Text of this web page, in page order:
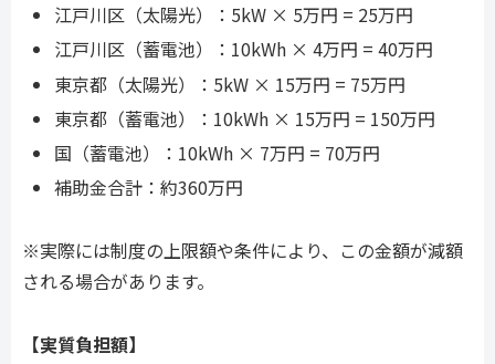
江戸川区（太陽光）：5kW × 5万円 = 25万円
江戸川区（蓄電池）：10kWh × 4万円 = 40万円
東京都（太陽光）：5kW × 15万円 = 75万円
東京都（蓄電池）：10kWh × 15万円 = 150万円
国（蓄電池）：10kWh × 7万円 = 70万円
補助金合計：約360万円
※実際には制度の上限額や条件により、この金額が減額
される場合があります。
【実質負担額】